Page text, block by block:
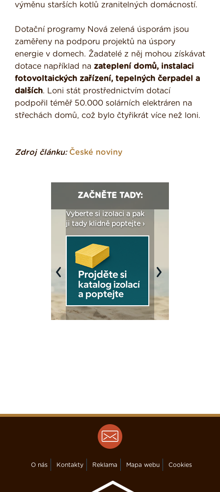
výměnu starších kotlů zranitelných domácností.
Dotační programy Nová zelená úsporám jsou
zaměřeny na podporu projektů na úspory
energie v domech. Žadatelé z něj mohou získávat
dotace například na zateplení domů, instalaci
fotovoltaických zařízení, tepelných čerpadel a
dalších. Loni stát prostřednictvím dotací
podpořil téměř 50.000 solárních elektráren na
střechách domů, což bylo čtyřikrát více než loni.
Zdroj článku: České noviny
ZAČNĚTE TADY:
Vyberte si izolaci a pak
ji tady klidně poptejte ›
Previous Next
O nás Kontakty Reklama Mapa webu Cookies